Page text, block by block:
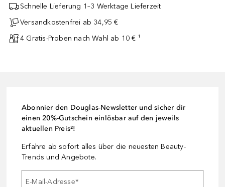
Schnelle Lieferung 1–3 Werktage Lieferzeit
Versandkostenfrei ab 34,95 €
4 Gratis-Proben nach Wahl ab 10 € ¹
Abonnier den Douglas-Newsletter und sicher dir
einen 20%-Gutschein einlösbar auf den jeweils
aktuellen Preis²!
Erfahre ab sofort alles über die neuesten Beauty-
Trends und Angebote.
E-Mail-Adresse*